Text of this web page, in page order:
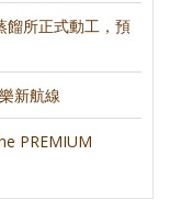
餾所正式動工，預
新航線
PREMIUM